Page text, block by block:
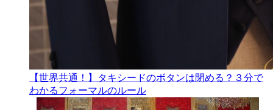
【世界共通！】タキシードのボタンは閉める？３分で
わかるフォーマルのルール